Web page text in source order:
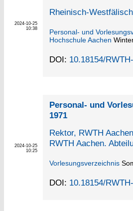
2024-10-25
10:38
Rheinisch-
Personal- und
Hochschule Aachen
DOI: 10.18154/
2024-10-25
10:25
Personal- und
1971
Rektor, RWTH Aachen
RWTH Aachen.
Vorlesungsverzeichnis
DOI: 10.18154/